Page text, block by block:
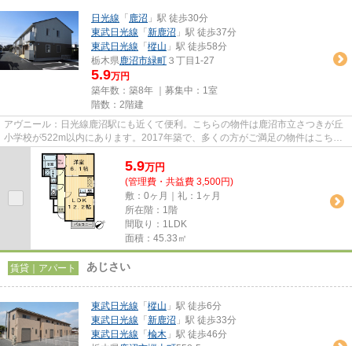
日光線 「 鹿沼 」駅 徒歩30分
東武日光線 「 新鹿沼 」駅 徒歩37分
東武日光線 「 樅山 」駅 徒歩58分
栃木県鹿沼市緑町 ３丁目1-27
5.9万円
築年数：築8年 ｜募集中： 1室
階数：2階建
アヴニール：日光線鹿沼駅にも近くて便利。こちらの物件は鹿沼市立さつきが丘
小学校が522m以内にあります。2017年築で、多くの方がご満足の物件はこちら
です。こちらの物件はアパート...
5.9万円
(管理費・共益費 3,500円)
敷：0ヶ月｜礼：1ヶ月
所在階：1階
間取り：1LDK
面積：45.33㎡
賃貸｜アパート あじさい
東武日光線 「 樅山 」駅 徒歩6分
東武日光線 「 新鹿沼 」駅 徒歩33分
東武日光線 「 楡木 」駅 徒歩46分